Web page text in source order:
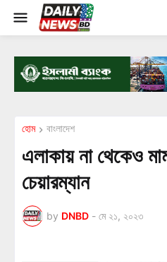
হোম বাংলাদেশ
এলাকায় না থেকেও
চেয়ারম্যান
by DNBD - মে ২১, ২০২৩